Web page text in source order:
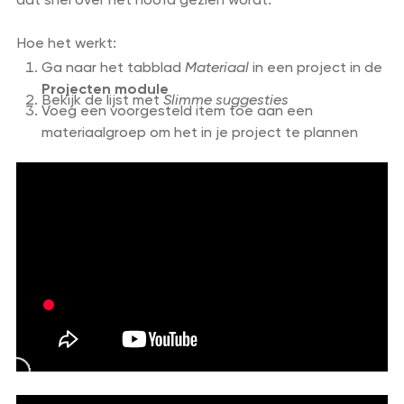
Hoe het werkt:
Ga naar het tabbladMateriaal in een project in de
Projecten module
Bekijk de lijst metSlimme suggesties
Voeg een voorgesteld item toe aan een
materiaalgroep om het in je project te plannen